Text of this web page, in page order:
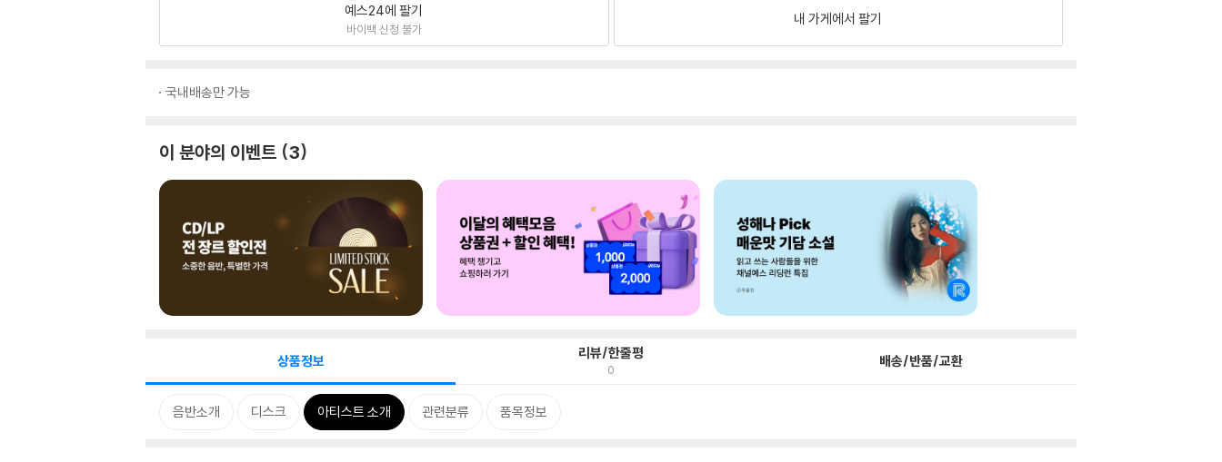
예스24에 팔기
바이백 신청 불가
내 가게에서 팔기
국내배송만 가능
이 분야의 이벤트 3
상품정보 리뷰/한줄평
0 배송/반품/교환
음반소개 디스크 아티스트 소개 관련분류 품목정보